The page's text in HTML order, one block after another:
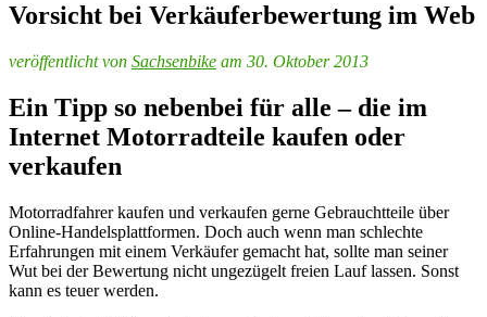
Vorsicht bei Verkäuferbewertung im Web
veröffentlicht von Sachsenbike am 30. Oktober 2013
Ein Tipp so nebenbei für alle – die im
Internet Motorradteile kaufen oder
verkaufen
Motorradfahrer kaufen und verkaufen gerne Gebrauchtteile über
Online-Handelsplattformen. Doch auch wenn man schlechte
Erfahrungen mit einem Verkäufer gemacht hat, sollte man seiner
Wut bei der Bewertung nicht ungezügelt freien Lauf lassen. Sonst
kann es teuer werden.